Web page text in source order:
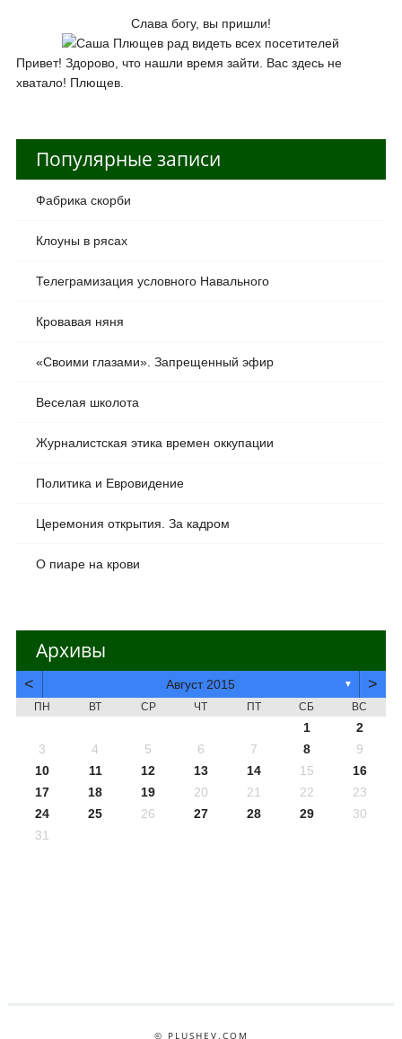
Слава богу, вы пришли!
Привет! Здорово, что нашли время зайти. Вас здесь не
хватало! Плющев.
Популярные записи
Фабрика скорби
Клоуны в рясах
Телеграмизация условного Навального
Кровавая няня
«Своими глазами». Запрещенный эфир
Веселая школота
Журналистская этика времен оккупации
Политика и Евровидение
Церемония открытия. За кадром
О пиаре на крови
Архивы
< Август 2015 ▼ >
ПН ВТ СР ЧТ ПТ СБ ВС
1
2
3
4 5 6 7 8
9
10
11 12 13 14 15
16
17
18 19 20 21 22
23
24
25 26 27 28 29
30
31
© PLUSHEV.COM